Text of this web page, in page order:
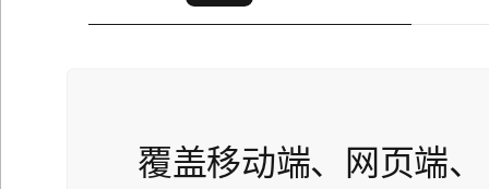
覆盖移动端、网页端、